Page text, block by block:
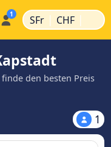
SFr | CHF |
den besten Preis
1